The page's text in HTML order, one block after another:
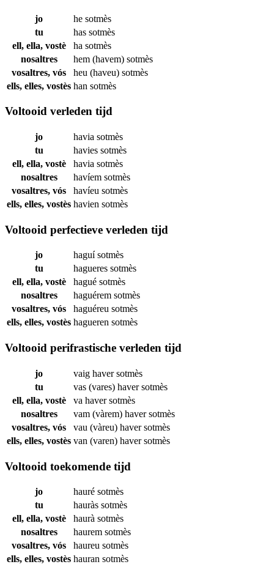
jo he sotmès
tu
has sotmès
ell, ella, vostè
ha sotmès
nosaltres
hem (havem) sotmès
vosaltres, vós
heu (haveu) sotmès
ells, elles, vostès han sotmès
Voltooid verleden tijd
jo havia sotmès
tu
havies sotmès
ell, ella, vostè
havia sotmès
nosaltres
havíem sotmès
vosaltres, vós
havíeu sotmès
ells, elles, vostès havien sotmès
Voltooid perfectieve verleden tijd
jo haguísotmès
tu
hagueres sotmès
ell, ella, vostè
hagué sotmès
nosaltres
haguérem sotmès
vosaltres, vós
haguéreu sotmès
ells, elles, vostès hagueren sotmès
Voltooid perifrastische verleden tijd
jo vaig haversotmès
tu
vas (vares) haversotmès
ell, ella, vostè
va haversotmès
nosaltres
vam (vàrem) haversotmès
vosaltres, vós
vau (vàreu) haversotmès
ells, elles, vostès van (varen) haversotmès
Voltooid toekomende tijd
jo hauré sotmès
tu
hauràs sotmès
ell, ella, vostè
haurà sotmès
nosaltres
haurem sotmès
vosaltres, vós
haureu sotmès
ells, elles, vostès hauran sotmès